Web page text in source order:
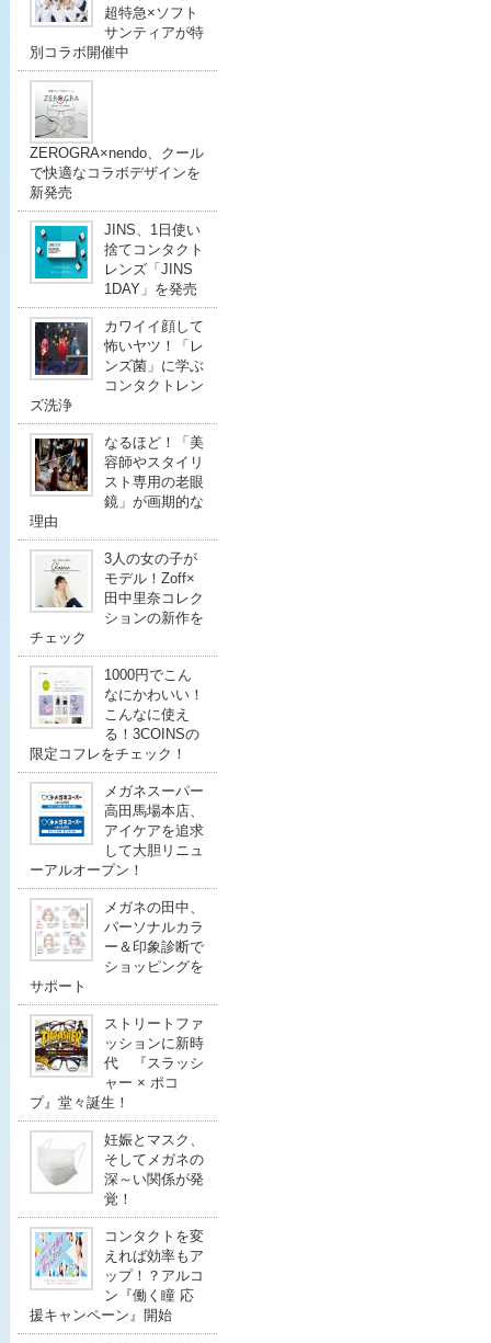
超特急×ソフト
サンティアが特
別コラボ開催中
ZEROGRA×nendo、クール
で快適なコラボデザインを
新発売
JINS、1日使い
捨てコンタクト
レンズ「JINS
1DAY」を発売
カワイイ顔して
怖いヤツ！「レ
ンズ菌」に学ぶ
コンタクトレン
ズ洗浄
なるほど！「美
容師やスタイリ
スト専用の老眼
鏡」が画期的な
理由
3人の女の子が
モデル！Zoff×
田中里奈コレク
ションの新作を
チェック
1000円でこん
なにかわいい！
こんなに使え
る！3COINSの
限定コフレをチェック！
メガネスーパー
高田馬場本店、
アイケアを追求
して大胆リニュ
ーアルオープン！
メガネの田中、
パーソナルカラ
ー＆印象診断で
ショッピングを
サポート
ストリートファ
ッションに新時
代 『スラッシ
ャー × ポコ
プ』堂々誕生！
妊娠とマスク、
そしてメガネの
深～い関係が発
覚！
コンタクトを変
えれば効率もア
ップ！？アルコ
ン『働く瞳 応
援キャンペーン』開始